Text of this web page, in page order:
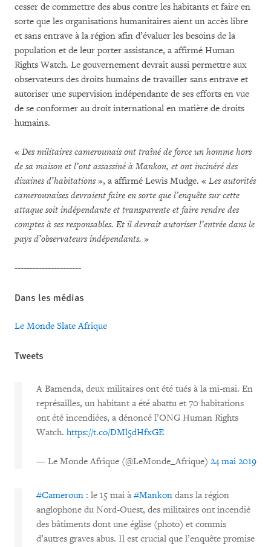
cesser de commettre des abus contre les habitants et faire en
sorte que les organisations humanitaires aient un accès libre
et sans entrave à la région afin d’évaluer les besoins de la
population et de leur porter assistance, a affirmé Human
Rights Watch. Le gouvernement devrait aussi permettre aux
observateurs des droits humains de travailler sans entrave et
autoriser une supervision indépendante de ses efforts en vue
de se conformer au droit international en matière de droits
humains.
« Des militaires camerounais ont traîné de force un homme hors
de sa maison et l’ont assassiné à Mankon, et ont incinéré des
dizaines d’habitations», a affirmé Lewis Mudge. « Les autorités
camerounaises devraient faire en sorte que l’enquête sur cette
attaque soit indépendante et transparente et faire rendre des
comptes à ses responsables. Et il devrait autoriser l’entrée dans le
pays d’observateurs indépendants. »
----------------------
Dans les médias
Le Monde Slate Afrique
Tweets
A Bamenda, deux militaires ont été tués à la mi-mai. En
représailles, un habitant a été abattu et 70 habitations
ont été incendiées, a dénoncé l’ONG Human Rights
Watch. https://t.co/DMl5dHfxGE
— Le Monde Afrique (@LeMonde_Afrique) 24 mai 2019
#Cameroun : le 15 mai à #Mankon dans la région
anglophone du Nord-Ouest, des militaires ont incendié
des bâtiments dont une église (photo) et commis
d’autres graves abus. Il est crucial que l’enquête promise